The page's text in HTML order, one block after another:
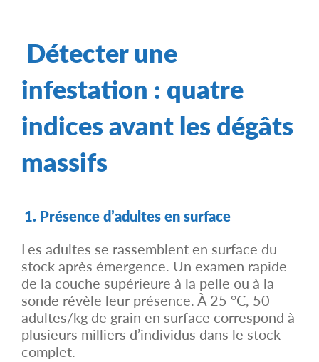
Détecter une
infestation : quatre
indices avant les dégâts
massifs
1. Présence d’adultes en surface
Les adultes se rassemblent en surface du
stock après émergence. Un examen rapide
de la couche supérieure à la pelle ou à la
sonde révèle leur présence. À 25 °C, 50
adultes/kg de grain en surface correspond à
plusieurs milliers d’individus dans le stock
complet.